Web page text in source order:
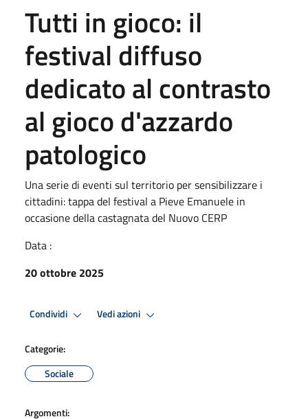
Tutti in gioco: il
festival diffuso
dedicato al contrasto
al gioco d'azzardo
patologico
Una serie di eventi sul territorio per sensibilizzare i
cittadini: tappa del festival a Pieve Emanuele in
occasione della castagnata del Nuovo CERP
Data :
20 ottobre 2025
Condividi Vedi azioni
Categorie:
Sociale
Argomenti: